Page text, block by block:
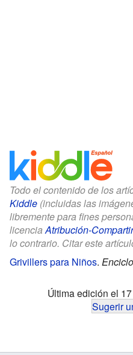
Todo el contenido de los
Kiddle (incluidas las
libremente para fines
licenciaAtribución-
lo contrario. Citar este
Grivillers para Niños.
Última edición el
Sugerir